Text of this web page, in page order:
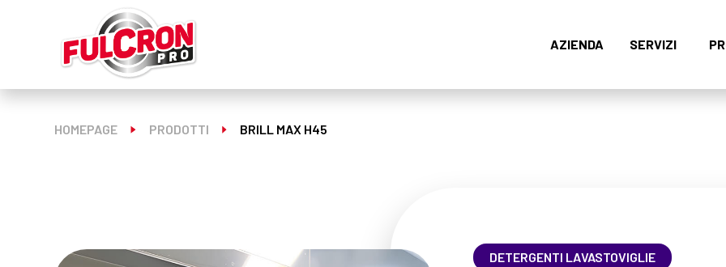
AZIENDA SERVIZI
HOMEPAGE PRODOTTI BRILL MAX H45
DETERGENTI LAVASTOVIGLIE